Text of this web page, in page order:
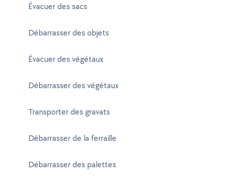
Évacuer des sacs
Débarrasser des objets
Évacuer des végétaux
Débarrasser des végétaux
Transporter des gravats
Débarrasser de la ferraille
Débarrasser des palettes